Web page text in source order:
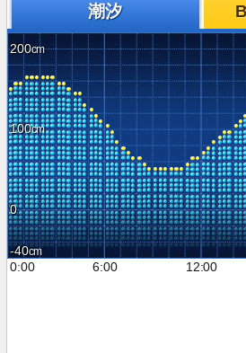
潮汐
200
100
0
-40
0:00
6:00 12:00